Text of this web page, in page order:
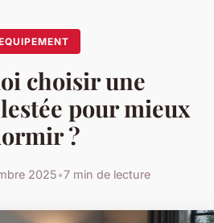
choisir une
pour mieux
?
2025•7 min de lecture